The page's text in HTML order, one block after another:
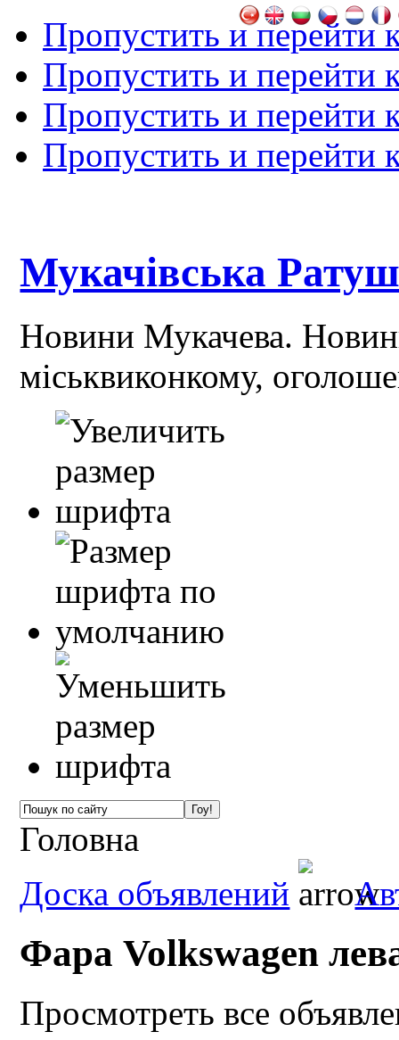
Пропустить и перейти
Пропустить и перейти
Пропустить и перейти
Пропустить и перейти
Мукачівська
Новини Мукачева.
міськвиконкому,
Головна
Доска объявлений
Фара Volkswagen
Просмотреть все